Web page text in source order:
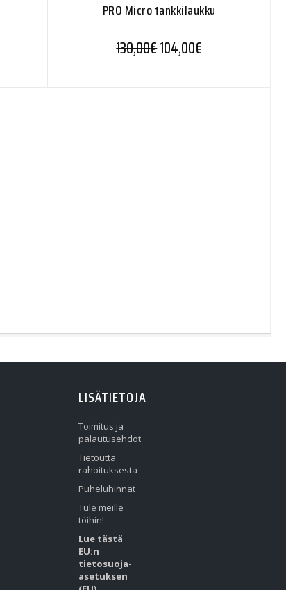
PRO Micro tankkilaukku
130,00€104,00€
LISÄTIETOJA
Toimitus ja
palautusehdot
Tietoutta
rahoituksesta
Puheluhinnat
Tule meille
töihin!
Lue tästä
EU:n
tietosuoja-
asetuksen